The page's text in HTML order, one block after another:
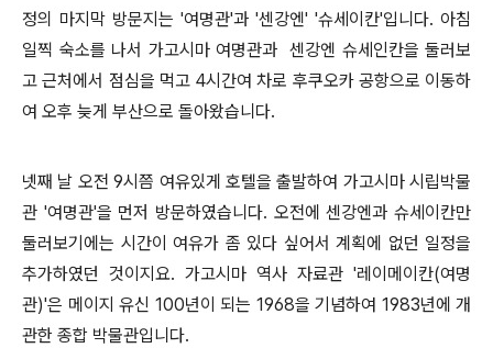
정의 마지막 방문지는 '여명관'과 '센강엔' '슈세이칸'입니다. 아침
일찍 숙소를 나서 가고시마 여명관과 센강엔 슈세인칸을 둘러보
고 근처에서 점심을 먹고 4시간여 차로 후쿠오카 공항으로 이동하
여 오후 늦게 부산으로 돌아왔습니다.
넷째 날 오전 9시쯤 여유있게 호텔을 출발하여 가고시마 시립박물
관 '여명관'을 먼저 방문하였습니다. 오전에 센강엔과 슈세이칸만
둘러보기에는 시간이 여유가 좀 있다 싶어서 계획에 없던 일정을
추가하였던 것이지요. 가고시마 역사 자료관 '레이메이칸(여명
관)'은 메이지 유신 100년이 되는 1968을 기념하여 1983년에 개
관한 종합 박물관입니다.